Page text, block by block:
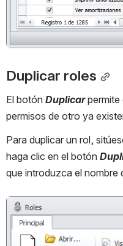
Duplicar roles
El botón Duplicar
permisos de otro ya
Para duplicar un rol,
haga clic en el botón
que introduzca el nombre
Abrir